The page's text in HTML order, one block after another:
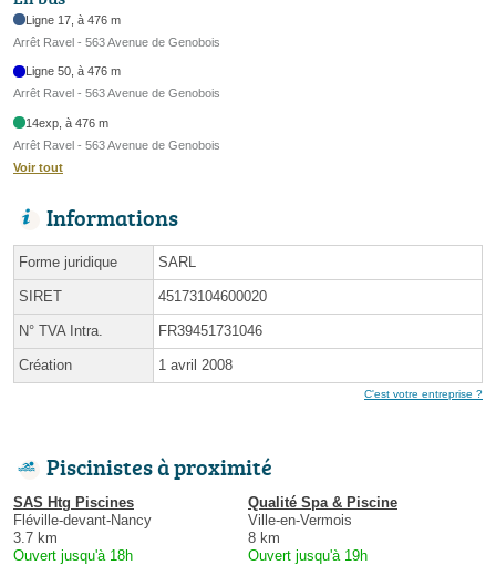
Ligne 17, à 476 m
Arrêt Ravel - 563 Avenue de Genobois
Ligne 50, à 476 m
Arrêt Ravel - 563 Avenue de Genobois
14exp, à 476 m
Arrêt Ravel - 563 Avenue de Genobois
Voir tout
Informations
Forme juridique SARL
SIRET 45173104600020
N° TVA Intra. FR39451731046
Création 1 avril 2008
C'est votre entreprise ?
Piscinistes à proximité
SAS Htg Piscines
Fléville-devant-Nancy
3.7 km
Ouvert jusqu'à 18h
Qualité Spa & Piscine
Ville-en-Vermois
8 km
Ouvert jusqu'à 19h